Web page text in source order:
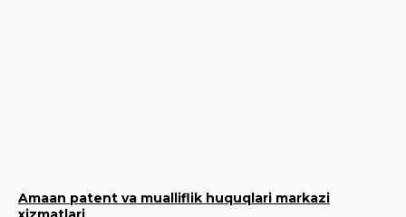
Amaan patent va mualliflik huquqlari markazi